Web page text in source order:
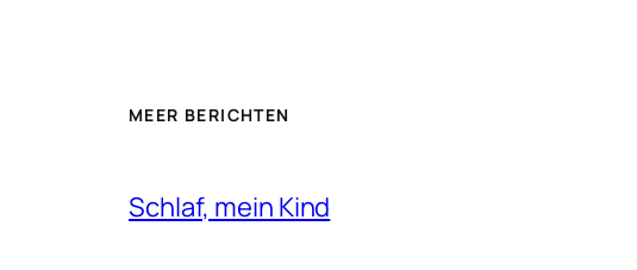
MEER BERICHTEN
Schlaf, mein Kind